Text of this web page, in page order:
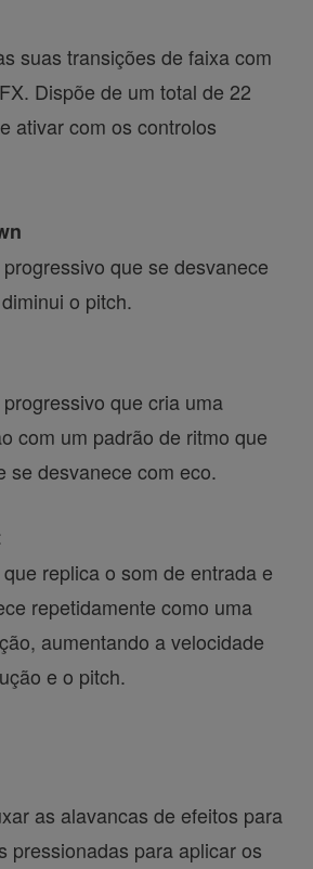
suas transições de faixa com
Dispõe de um total de 22
ativar com os controlos
que se desvanece
o pitch.
que cria uma
com um padrão de ritmo que
se desvanece com eco.
replica o som de entrada e
repetidamente como uma
aumentando a velocidade
e o pitch.
as alavancas de efeitos para
pressionadas para aplicar os